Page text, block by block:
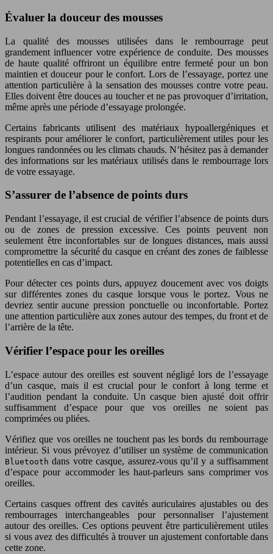
Évaluer la douceur des mousses
La qualité des mousses utilisées dans le rembourrage peut
grandement influencer votre expérience de conduite. Des mousses
de haute qualité offriront un équilibre entre fermeté pour un bon
maintien et douceur pour le confort. Lors de l’essayage, portez une
attention particulière à la sensation des mousses contre votre peau.
Elles doivent être douces au toucher et ne pas provoquer d’irritation,
même après une période d’essayage prolongée.
Certains fabricants utilisent des matériaux hypoallergéniques et
respirants pour améliorer le confort, particulièrement utiles pour les
longues randonnées ou les climats chauds. N’hésitez pas à demander
des informations sur les matériaux utilisés dans le rembourrage lors
de votre essayage.
S’assurer de l’absence de points durs
Pendant l’essayage, il est crucial de vérifier l’absence de points durs
ou de zones de pression excessive. Ces points peuvent non
seulement être inconfortables sur de longues distances, mais aussi
compromettre la sécurité du casque en créant des zones de faiblesse
potentielles en cas d’impact.
Pour détecter ces points durs, appuyez doucement avec vos doigts
sur différentes zones du casque lorsque vous le portez. Vous ne
devriez sentir aucune pression ponctuelle ou inconfortable. Portez
une attention particulière aux zones autour des tempes, du front et de
l’arrière de la tête.
Vérifier l’espace pour les oreilles
L’espace autour des oreilles est souvent négligé lors de l’essayage
d’un casque, mais il est crucial pour le confort à long terme et
l’audition pendant la conduite. Un casque bien ajusté doit offrir
suffisamment d’espace pour que vos oreilles ne soient pas
comprimées ou pliées.
Vérifiez que vos oreilles ne touchent pas les bords du rembourrage
intérieur. Si vous prévoyez d’utiliser un système de communication
Bluetooth dans votre casque, assurez-vous qu’il y a suffisamment
d’espace pour accommoder les haut-parleurs sans comprimer vos
oreilles.
Certains casques offrent des cavités auriculaires ajustables ou des
rembourrages interchangeables pour personnaliser l’ajustement
autour des oreilles. Ces options peuvent être particulièrement utiles
si vous avez des difficultés à trouver un ajustement confortable dans
cette zone.